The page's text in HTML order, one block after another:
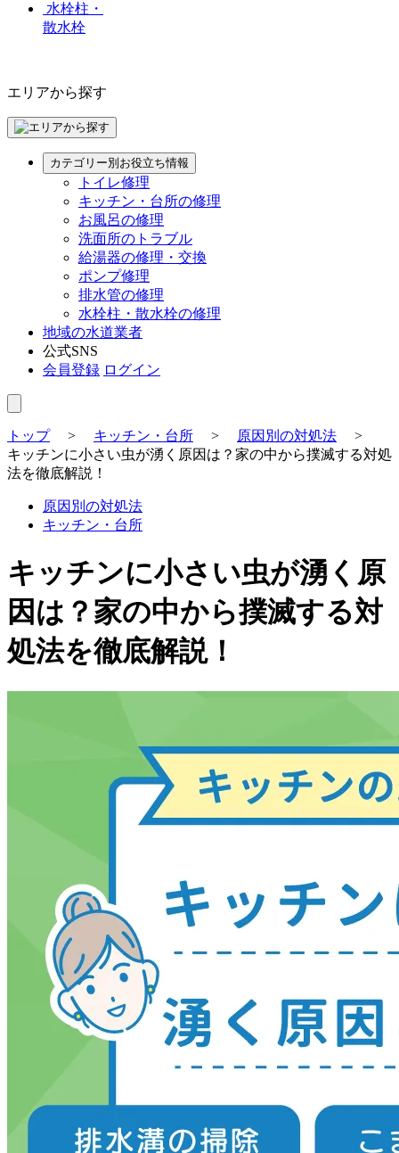
水栓柱・
散水栓
エリアから探す
カテゴリー別お役立ち情報
トイレ修理
キッチン・台所の修理
お風呂の修理
洗面所のトラブル
給湯器の修理・交換
ポンプ修理
排水管の修理
水栓柱・散水栓の修理
地域の水道業者
公式SNS
会員登録 ログイン
トップ> キッチン・台所 > 原因別の対処法 >
キッチンに小さい虫が湧く原因は？家の中から撲滅する対処
法を徹底解説！
原因別の対処法
キッチン・台所
キッチンに小さい虫が湧く原
因は？家の中から撲滅する対
処法を徹底解説！